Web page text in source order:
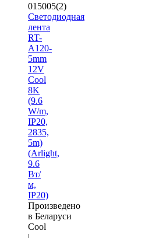
015005(2)
Светодиодная
лента
RT-
A120-
5mm
12V
Cool
8K
(9.6
W/m,
IP20,
2835,
5m)
(Arlight,
9.6
Вт/
м,
IP20)
Произведено
в Беларуси
Cool